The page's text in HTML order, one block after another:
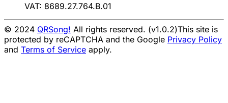
VAT: 8689.27.764.B.01
© 2024 QRSong! All rights reserved. (v1.0.2)This site is
protected by reCAPTCHA and the Google Privacy Policy
and Terms of Service apply.